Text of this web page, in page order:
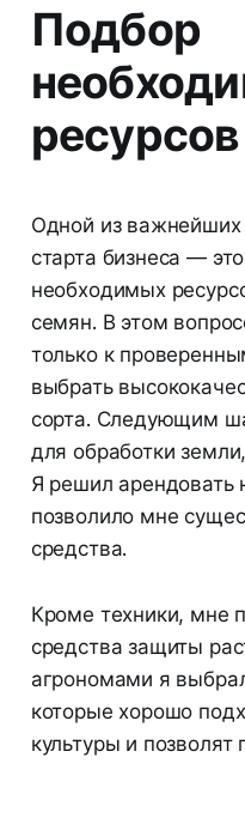
Подбор
ресурсов
Одной из важнейших
старта бизнеса —
необходимых
семян. В этом
только к
выбрать
сорта. Следующим
для обработки
Я решил
позволило мне
средства.
Кроме техники, мне
средства защиты
агрономами я
которые хорошо
культуры и